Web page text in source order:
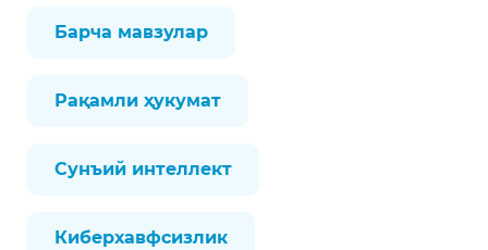
Барча мавзулар
Рақамли ҳукумат
Сунъий интеллект
Киберхавфсизлик